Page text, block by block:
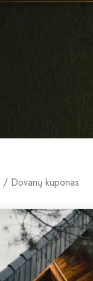
/ Dovanų kuponas